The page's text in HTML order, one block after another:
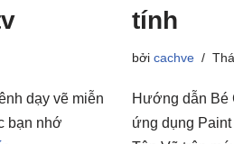
dạy vẽ miễn
bạn nhớ
tính
bởi cachve
Hướng dẫn Bé
ứng dụng